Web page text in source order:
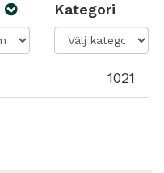
Kategori
1021